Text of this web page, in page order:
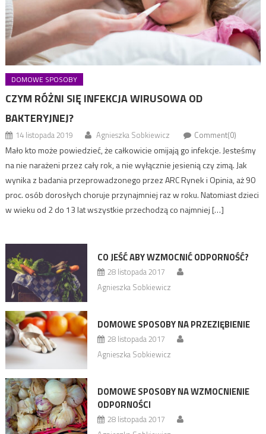
DOMOWE SPOSOBY
CZYM RÓŻNI SIĘ INFEKCJA WIRUSOWA OD
BAKTERYJNEJ?
14 listopada 2019 Agnieszka Sobkiewicz Comment(0)
Mało kto może powiedzieć, że całkowicie omijają go infekcje. Jesteśmy
na nie narażeni przez cały rok, a nie wyłącznie jesienią czy zimą. Jak
wynika z badania przeprowadzonego przez ARC Rynek i Opinia, aż 90
proc. osób dorosłych choruje przynajmniej raz w roku. Natomiast dzieci
w wieku od 2 do 13 lat wszystkie przechodzą co najmniej […]
CO JEŚĆ ABY WZMOCNIĆ ODPORNOŚĆ?
28 listopada 2017
Agnieszka Sobkiewicz
DOMOWE SPOSOBY NA PRZEZIĘBIENIE
28 listopada 2017
Agnieszka Sobkiewicz
DOMOWE SPOSOBY NA WZMOCNIENIE
ODPORNOŚCI
28 listopada 2017